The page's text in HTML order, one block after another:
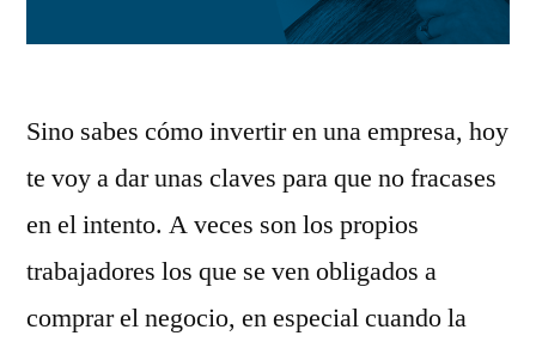
Sino sabes cómo invertir en una empresa, hoy
te voy a dar unas claves para que no fracases
en el intento. A veces son los propios
trabajadores los que se ven obligados a
comprar el negocio, en especial cuando la